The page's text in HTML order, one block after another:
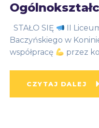
STAŁO SIĘ
II
Baczyńskiego w
współpracę
przez
CZYTAJ DALEJ